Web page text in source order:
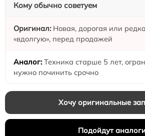
Кому обычно советуем
Новая, дорогая или
«вдолгую», перед продажей
Техника старше 5 лет,
нужно починить срочно
Хочу оригинальные
Подойдут